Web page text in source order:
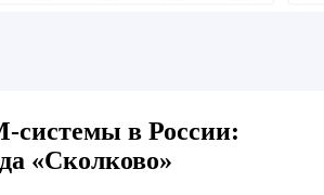
системы в России:
«Сколково»